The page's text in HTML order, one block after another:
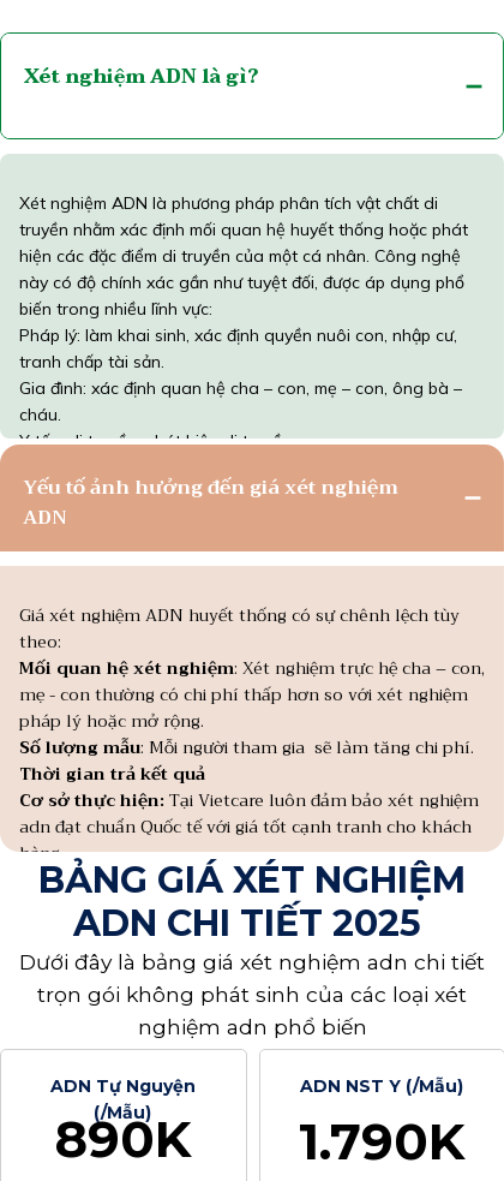
Xét nghiệm ADN là phương pháp phân tích vật chất di
truyền nhằm xác định mối quan hệ huyết thống hoặc phát
hiện các đặc điểm di truyền của một cá nhân. Công nghệ
này có độ chính xác gần như tuyệt đối, được áp dụng phổ
biến trong nhiều lĩnh vực:
Pháp lý: làm khai sinh, xác định quyền nuôi con, nhập cư,
tranh chấp tài sản.
Gia đình: xác định quan hệ cha – con, mẹ – con, ông bà –
cháu.
Y tế – di truyền: phát hiện di truyền.
Xét nghiệm ADN là gì?
Giá xét nghiệm ADN huyết thống có sự chênh lệch tùy
theo:
Mối quan hệ xét nghiệm: Xét nghiệm trực hệ cha – con,
mẹ - con thường có chi phí thấp hơn so với xét nghiệm
pháp lý hoặc mở rộng.
Số lượng mẫu: Mỗi người tham gia sẽ làm tăng chi phí.
Thời gian trả kết quả
Cơ sở thực hiện: Tại Vietcare luôn đảm bảo xét nghiệm
adn đạt chuẩn Quốc tế với giá tốt cạnh tranh cho khách
hàng
Dịch vụ bổ sung khác như: lấy mẫu tận nơi, số bản kết
Yếu tố ảnh hưởng đến giá xét nghiệm
ADN
BẢNG GIÁ XÉT NGHIỆM
ADN CHI TIẾT 2025
Dưới đây là bảng giá xét nghiệm adn chi tiết
trọn gói không phát sinh của các loại xét
nghiệm adn phổ biến
890K
ADN Tự Nguyện
(/Mẫu)
1.790K
ADN NST Y (/Mẫu)